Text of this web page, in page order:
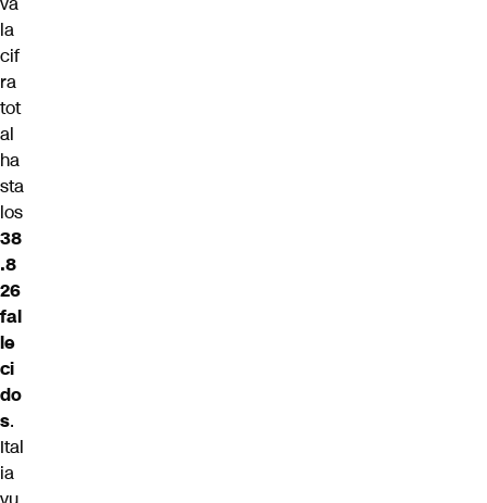
la
cif
ra
tot
al
ha
sta
los
38
.8
26
fal
le
ci
do
s.
Ital
ia